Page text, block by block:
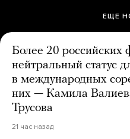
ЕЩЕ
Более 20 российских
нейтральный статус
в международных
них — Камила
Трусова
21 час назад